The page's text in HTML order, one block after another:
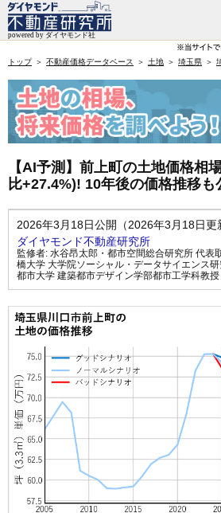
トップ 不動産価格データベース 土地 埼玉県
【AI予測】前上町の土地価格相
比+27.4%)! 10年後の価格推移
2026年3月18日公開（2026年3月18日更
ダイヤモンド不動産研究所
監修者: 水谷昂太郎・都市空間総合研究所 代表
橋大学 大学院ソーシャル・データサイエンス
都市大学 建築都市デザイン学部都市工学科教授